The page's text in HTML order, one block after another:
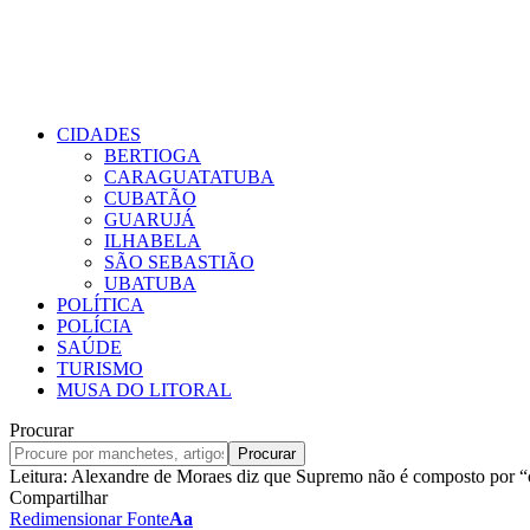
CIDADES
BERTIOGA
CARAGUATATUBA
CUBATÃO
GUARUJÁ
ILHABELA
SÃO SEBASTIÃO
UBATUBA
POLÍTICA
POLÍCIA
SAÚDE
TURISMO
MUSA DO LITORAL
Procurar
Leitura: Alexandre de Moraes diz que Supremo não é composto por
Compartilhar
Redimensionar FonteAa